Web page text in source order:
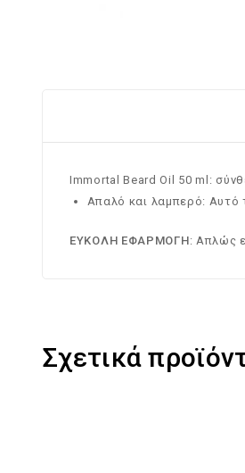
Immortal Beard Oil 50 ml:
Απαλό και λαμπερό: Αυτό
ΕΥΚΟΛΗ ΕΦΑΡΜΟΓΗ: Απλώς
Σχετικά